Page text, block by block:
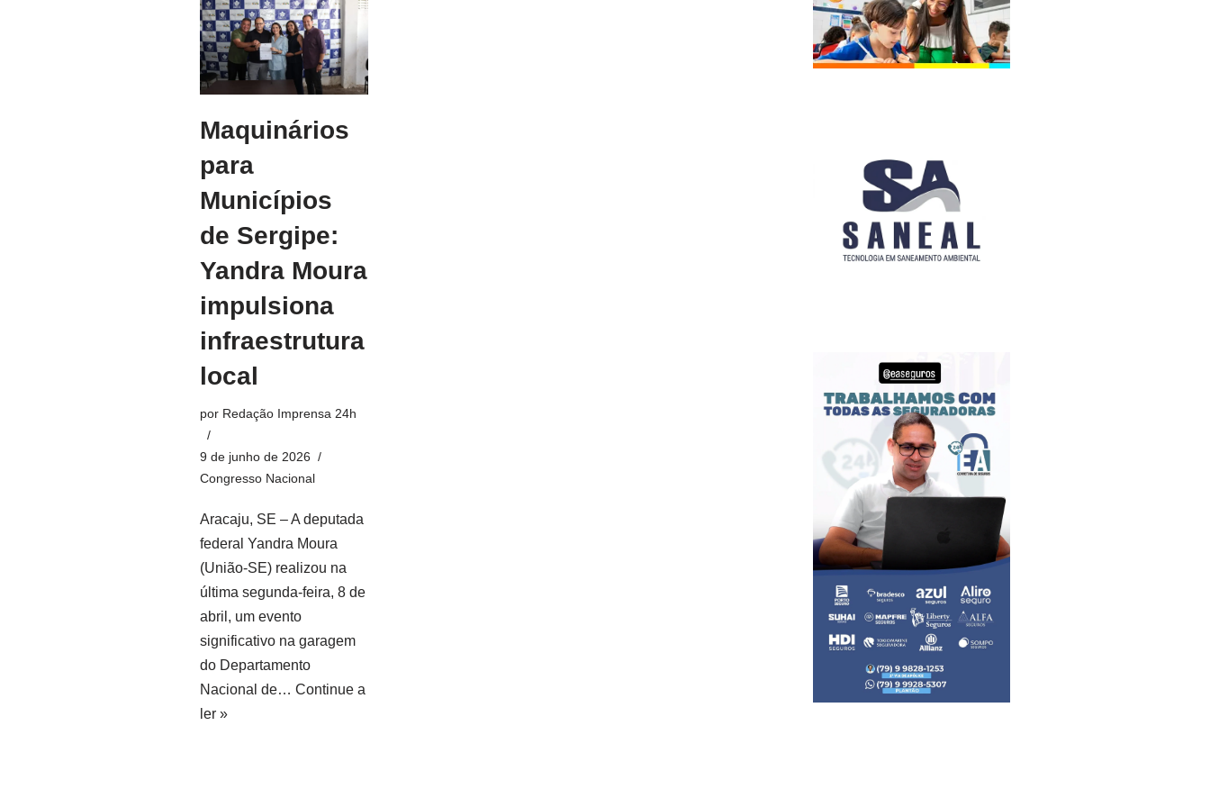
Maquinários
para
Municípios
de Sergipe:
Yandra Moura
impulsiona
infraestrutura
local
por Redação Imprensa 24h
9 de junho de 2026
Congresso Nacional
Aracaju, SE – A deputada
federal Yandra Moura
(União-SE) realizou na
última segunda-feira, 8 de
abril, um evento
significativo na garagem
do Departamento
Nacional de… Continue a
ler »